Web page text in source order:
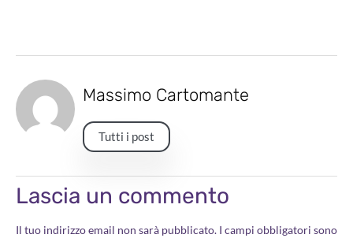
Massimo Cartomante
Tutti i post
Lascia un commento
Il tuo indirizzo email non sarà pubblicato. I campi obbligatori sono